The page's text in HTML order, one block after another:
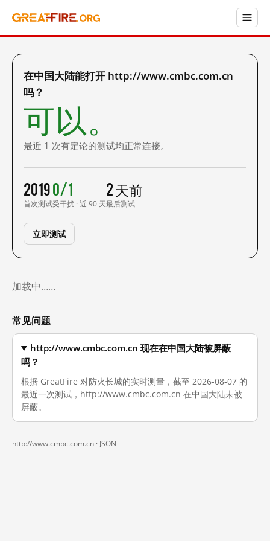
在中国大陆能打开 http://www.cmbc.com.cn
吗？
可以。
最近 1 次有定论的测试均正常连接。
2019
首次测试
0/1
受干扰 · 近 90 天
2 天前
最后测试
立即测试
加载中……
常见问题
http://www.cmbc.com.cn 现在在中国大陆被屏蔽
吗？
根据 GreatFire 对防火长城的实时测量，截至 2026-08-07 的
最近一次测试，http://www.cmbc.com.cn 在中国大陆未被
屏蔽。
http://www.cmbc.com.cn · JSON